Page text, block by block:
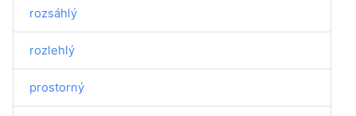
rozsáhlý
rozlehlý
prostorný